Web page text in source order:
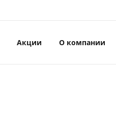
Акции О компании